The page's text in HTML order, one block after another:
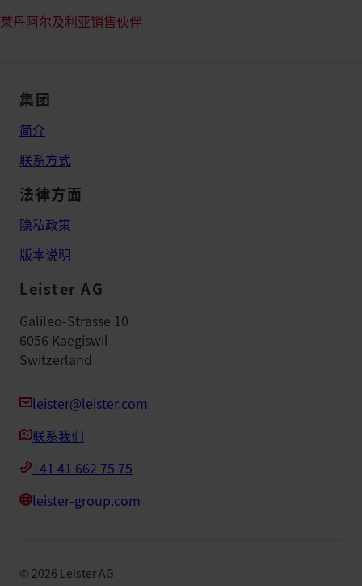
莱丹阿尔及利亚销售伙伴
集团
简介
联系方式
法律方面
隐私政策
版本说明
Leister AG
Galileo-Strasse 10
6056 Kaegiswil
Switzerland
leister@leister.com
联系我们
+41 41 662 75 75
leister-group.com
© 2026 Leister AG